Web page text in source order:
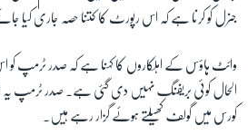
جنرل کو کرنا ہے کہ اس رپورٹ کا کتنا حصہ جاری کیا
وائٹ ہاؤس کے اہلکاروں کا کہنا ہے کہ صدر ٹرمپ
الحال کوئی بریفنگ نہیں دی گئی ہے۔ صدر ٹرمپ یہ
کورس میں گولف کھیلتے ہوئے گزار رہے ہیں۔ ​